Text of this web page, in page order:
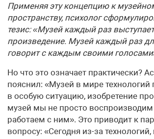
Применяя эту концепцию к
пространству, психолог
тезис:«Музей каждый раз
произведение. Музей каждый раз
говорит с каждым своими
Но что это означает практически?
пояснил: «Музей в мире технологий
в особую ситуацию, изобретение
музей мы не просто
работаем с ним». Это приводит к
вопросу: «Сегодня из-за технологий,